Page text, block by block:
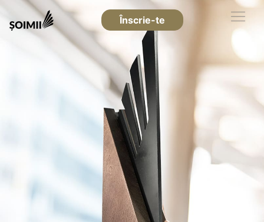
Înscrie-te